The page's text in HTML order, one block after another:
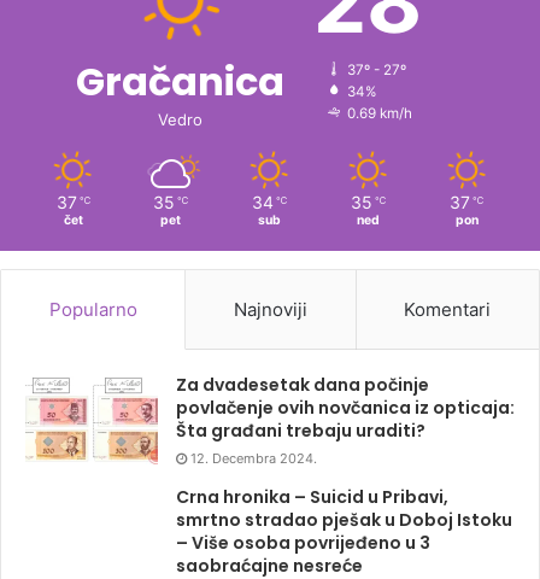
Gračanica
Vedro
37º - 27º
34%
0.69 km/h
37 ℃
čet
35 ℃
pet
34 ℃
sub
35 ℃
ned
37 ℃
pon
Popularno Najnoviji Komentari
Za dvadesetak dana počinje
povlačenje ovih novčanica iz opticaja:
Šta građani trebaju uraditi?
12. Decembra 2024.
Crna hronika – Suicid u Pribavi,
smrtno stradao pješak u Doboj Istoku
– Više osoba povrijeđeno u 3
saobraćajne nesreće